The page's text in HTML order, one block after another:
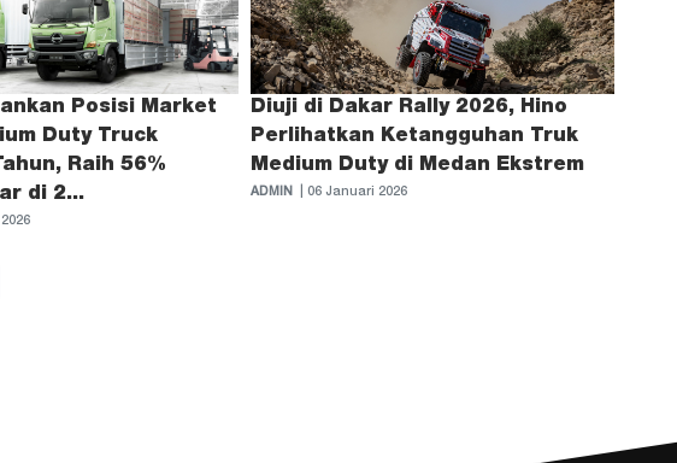
Posisi Market
Duty Truck
Raih 56%
di 2...
Diuji di Dakar Rally 2026, Hino
Perlihatkan Ketangguhan Truk
Medium Duty di Medan Ekstrem
ADMIN| 06 Januari 2026